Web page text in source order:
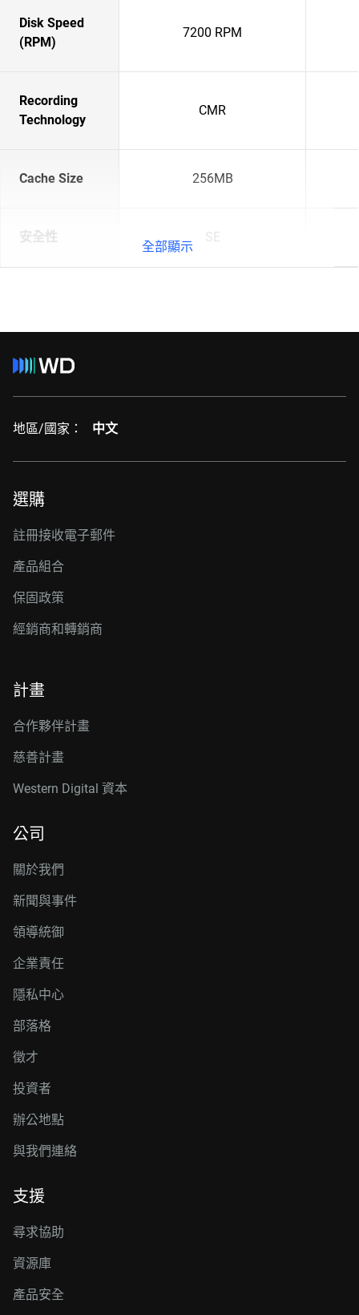
Disk Speed
(RPM)
7200 RPM
Recording
Technology
CMR
Cache Size 256MB
安全性 SE
全部顯示
地區/國家： 中文
選購
註冊接收電子郵件
產品組合
保固政策
經銷商和轉銷商
計畫
合作夥伴計畫
慈善計畫
Western Digital 資本
公司
關於我們
新聞與事件
領導統御
企業責任
隱私中心
部落格
徵才
投資者
辦公地點
與我們連絡
支援
尋求協助
資源庫
產品安全